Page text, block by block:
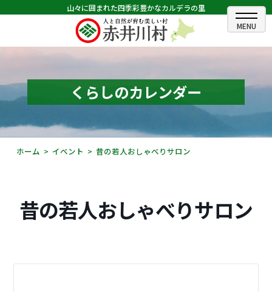
山々に囲まれた四季彩豊かなカルデラの里
ホーム
むらのできごと
むらのプロフィール
くらしの情報
観光・イベント情報
くらしのカレンダー
ホーム イベント 昔の若人おしゃべりサロン
昔の若人おしゃべりサロン